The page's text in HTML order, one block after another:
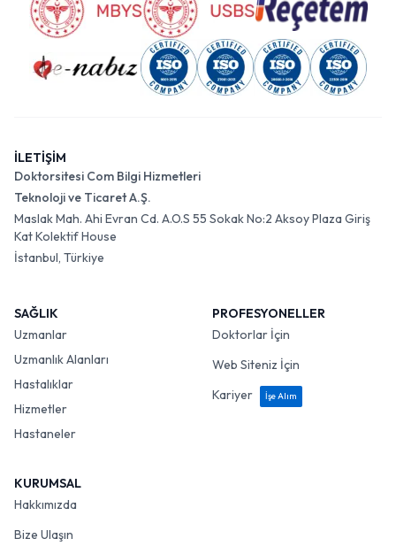
İLETİŞİM
Doktorsitesi Com Bilgi Hizmetleri
Teknoloji ve Ticaret A.Ş.
Maslak Mah. Ahi Evran Cd. A.O.S 55 Sokak No:2 Aksoy Plaza Giriş
Kat Kolektif House
İstanbul, Türkiye
SAĞLIK
Uzmanlar
Uzmanlık Alanları
Hastalıklar
Hizmetler
Hastaneler
PROFESYONELLER
Doktorlar İçin
Web Siteniz İçin
Kariyer
İşe Alım
KURUMSAL
Hakkımızda
Bize Ulaşın